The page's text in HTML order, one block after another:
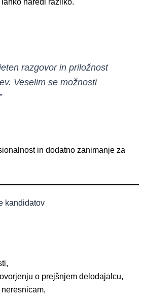
naredi razliko.
razgovor in priložnost
Veselim se možnosti
in dodatno zanimanje za
kandidatov
o prejšnjem delodajalcu,